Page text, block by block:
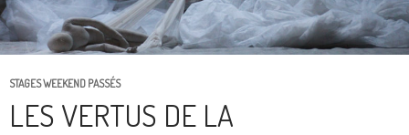
STAGES WEEKEND PASSÉS
LES VERTUS DE LA